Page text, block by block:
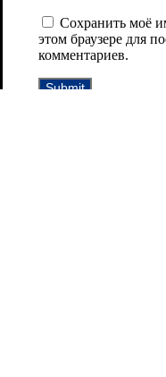
Сохранить моё
этом браузере для
комментариев.